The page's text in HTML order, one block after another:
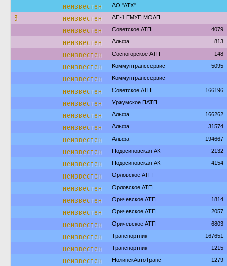
неизвестен АО "АТХ"
3 неизвестен АП-1 ЕМУП МОАП
неизвестен Советское АТП 4079
неизвестен Альфа 813
неизвестен Сосногорское АТП 148
неизвестен Коммунтранссервис 5095
неизвестен Коммунтранссервис
неизвестен Советское АТП 166196
неизвестен Уржумское ПАТП
неизвестен Альфа 166262
неизвестен Альфа 31574
неизвестен Альфа 194667
неизвестен Подосиновская АК 2132
неизвестен Подосиновская АК 4154
неизвестен Орловское АТП
неизвестен Орловское АТП
неизвестен Оричевское АТП 1814
неизвестен Оричевское АТП 2057
неизвестен Оричевское АТП 6803
неизвестен Транспортник 167651
неизвестен Транспортник 1215
неизвестен НолинскАвтоТранс 1279